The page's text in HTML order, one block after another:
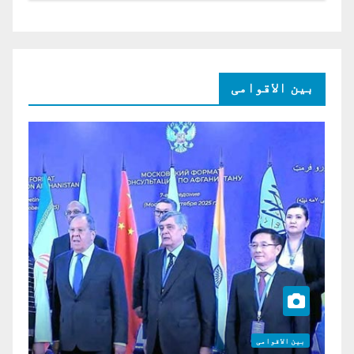
بین الاقوامی
بین الاقوامی